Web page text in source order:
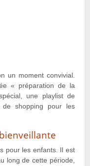
un moment convivial.
« préparation de la
une playlist de
de shopping pour les
pour les enfants. Il est
long de cette période,